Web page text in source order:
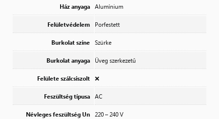
Ház anyaga Alumínium
Felületvédelem Porfestett
Burkolat színe Szürke
Burkolat anyaga Üveg szerkezetű
Felülete szálcsiszolt ❌
Feszültség típusa AC
Névleges feszültség Un 220 – 240 V